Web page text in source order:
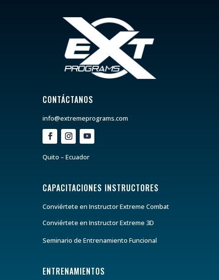
CONTÁCTANOS
info@extremeprograms.com
Quito – Ecuador
CAPACITACIONES INSTRUCTORES
Conviértete en Instructor Extreme Combat
Conviértete en Instructor Extreme 3D
Seminario de Entrenamiento Funcional
ENTRENAMIENTOS